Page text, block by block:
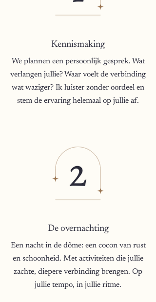
Kennismaking
We plannen een persoonlijk gesprek. Wat
verlangen jullie? Waar voelt de verbinding
wat waziger? Ik luister zonder oordeel en
stem de ervaring helemaal op jullie af.
De overnachting
Een nacht in de dôme: een cocon van rust
en schoonheid. Met activiteiten die jullie
zachte, diepere verbinding brengen. Op
jullie tempo, in jullie ritme.